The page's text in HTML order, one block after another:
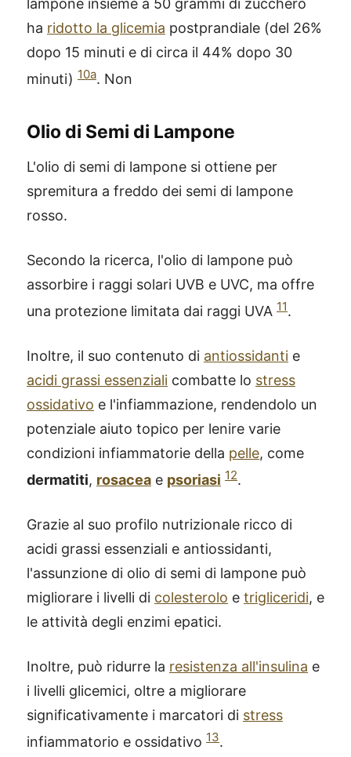
lampone insieme a 50 grammi di zucchero
ha ridotto la glicemia postprandiale (del 26%
dopo 15 minuti e di circa il 44% dopo 30
minuti) 10a. Non
Olio di Semi di Lampone
L'olio di semi di lampone si ottiene per
spremitura a freddo dei semi di lampone
rosso.
Secondo la ricerca, l'olio di lampone può
assorbire i raggi solari UVB e UVC, ma offre
una protezione limitata dai raggi UVA 11.
Inoltre, il suo contenuto di antiossidanti e
acidi grassi essenziali combatte lo stress
ossidativo e l'infiammazione, rendendolo un
potenziale aiuto topico per lenire varie
condizioni infiammatorie della pelle, come
dermatiti, rosacea e psoriasi 12.
Grazie al suo profilo nutrizionale ricco di
acidi grassi essenziali e antiossidanti,
l'assunzione di olio di semi di lampone può
migliorare i livelli di colesterolo e trigliceridi, e
le attività degli enzimi epatici.
Inoltre, può ridurre la resistenza all'insulina e
i livelli glicemici, oltre a migliorare
significativamente i marcatori di stress
infiammatorio e ossidativo 13.